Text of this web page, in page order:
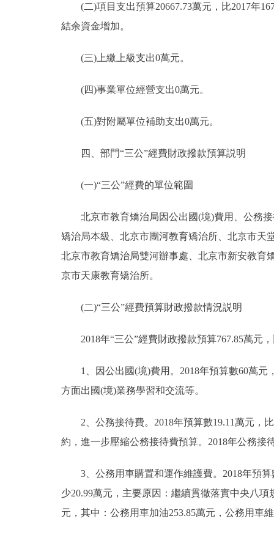
ENGLISH
(二)項目支出預算20667.73萬元，比2017年
結余資金增加。
(三)上繳上級支出0萬元。
(四)事業單位經營支出0萬元。
(五)對附屬單位補助支出0萬元。
四、部門“三公”經費財政撥款預算説明
(一)“三公”經費的單位範圍
北京市教育矯治局因公出國(境)費用、公務接
矯治局本級、北京市團河教育矯治所、北京市天
北京市教育矯治局雙河辦事處、北京市新安教育
京市天康教育矯治所。
(二)“三公”經費預算財政撥款情況説明
2018年“三公”經費財政撥款預算767.85萬元，
1、因公出國(境)費用。2018年預算數60萬元
方面出國(境)業務學習和交流等。
2、公務接待費。2018年預算數19.11萬元，比
約，進一步壓縮公務接待費預算。2018年公務
3、公務用車購置和運作維護費。2018年預算
少20.99萬元，主要原因：繼續貫徹落實中央八
元，其中：公務用車加油253.85萬元，公務用車